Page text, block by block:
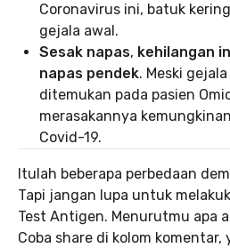
Coronavirus ini, batuk
gejala awal.
Sesak napas, kehilangan
napas pendek. Meski
ditemukan pada pasien
merasakannya
Covid-19.
Itulah beberapa perbedaan
Tapi jangan lupa untuk
Test Antigen. Menurutmu apa
Coba share di kolom komentar,